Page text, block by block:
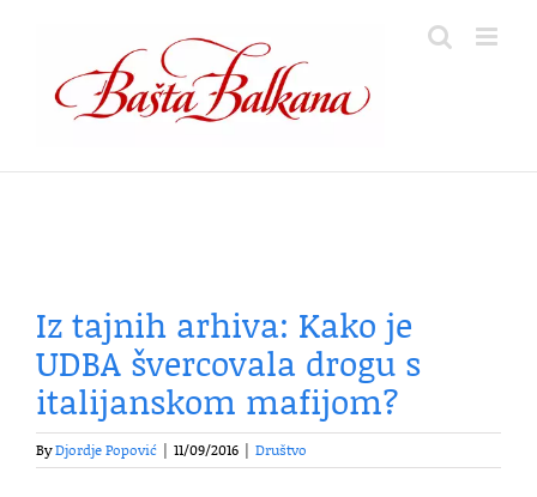
content
Iz tajnih arhiva: Kako je
UDBA švercovala drogu s
italijanskom mafijom?
ByDjordje Popović 11/09/2016 Društvo